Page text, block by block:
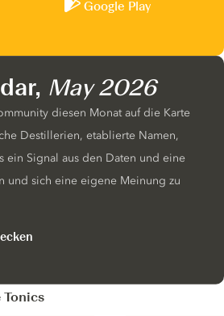
Google Play
May 2026
diesen Monat auf die Karte
Destillerien, etablierte Namen,
ein Signal aus den Daten und eine
und sich eine eigene Meinung zu
Tonics